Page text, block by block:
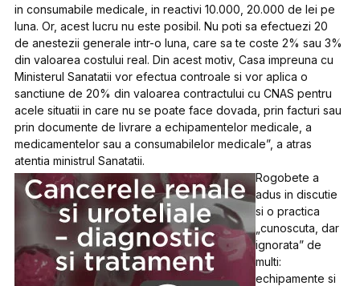
in consumabile medicale, in reactivi 10.000, 20.000 de lei pe
luna. Or, acest lucru nu este posibil. Nu poti sa efectuezi 20
de anestezii generale intr-o luna, care sa te coste 2% sau 3%
din valoarea costului real. Din acest motiv, Casa impreuna cu
Ministerul Sanatatii vor efectua controale si vor aplica o
sanctiune de 20% din valoarea contractului cu CNAS pentru
acele situatii in care nu se poate face dovada, prin facturi sau
prin documente de livrare a echipamentelor medicale, a
medicamentelor sau a consumabilelor medicale”, a atras
atentia ministrul Sanatatii.
Rogobete a
adus in discutie
si o practica
„cunoscuta, dar
ignorata” de
multi:
echipamente si